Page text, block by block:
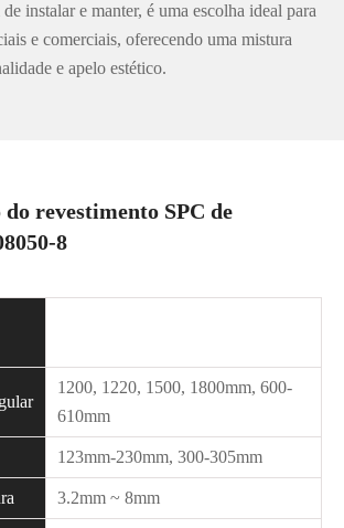
instalar e manter, é uma escolha ideal para
e comerciais, oferecendo uma mistura
e apelo estético.
revestimento SPC de
8
1200, 1220, 1500, 1800mm, 600-
610mm
123mm-230mm, 300-305mm
3.2mm ~ 8mm